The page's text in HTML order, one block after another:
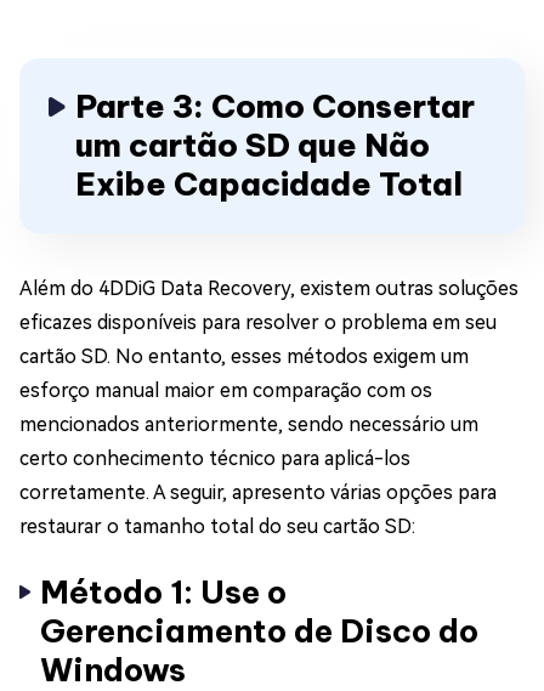
Parte 3: Como Consertar
um cartão SD que Não
Exibe Capacidade Total
Além do 4DDiG Data Recovery, existem outras soluções
eficazes disponíveis para resolver o problema em seu
cartão SD. No entanto, esses métodos exigem um
esforço manual maior em comparação com os
mencionados anteriormente, sendo necessário um
certo conhecimento técnico para aplicá-los
corretamente. A seguir, apresento várias opções para
restaurar o tamanho total do seu cartão SD:
Método 1: Use o
Gerenciamento de Disco do
Windows